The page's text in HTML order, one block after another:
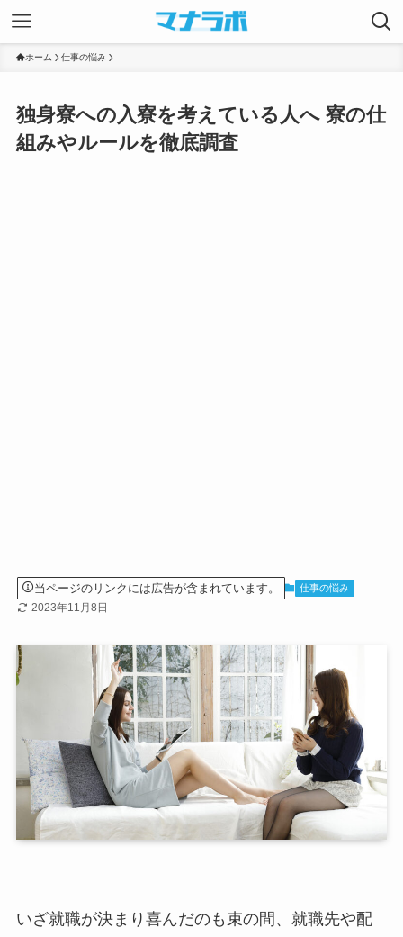
ホーム 仕事の悩み
独身寮への入寮を考えている人へ 寮の仕
組みやルールを徹底調査
当ページのリンクには広告が含まれています。 仕事の悩み
2023年11月8日
いざ就職が決まり喜んだのも束の間、就職先や配